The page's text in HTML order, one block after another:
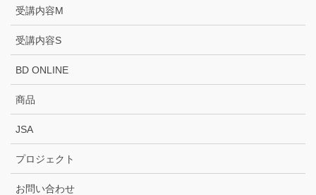
受講内容M
受講内容S
BD ONLINE
商品
JSA
プロジェクト
お問い合わせ